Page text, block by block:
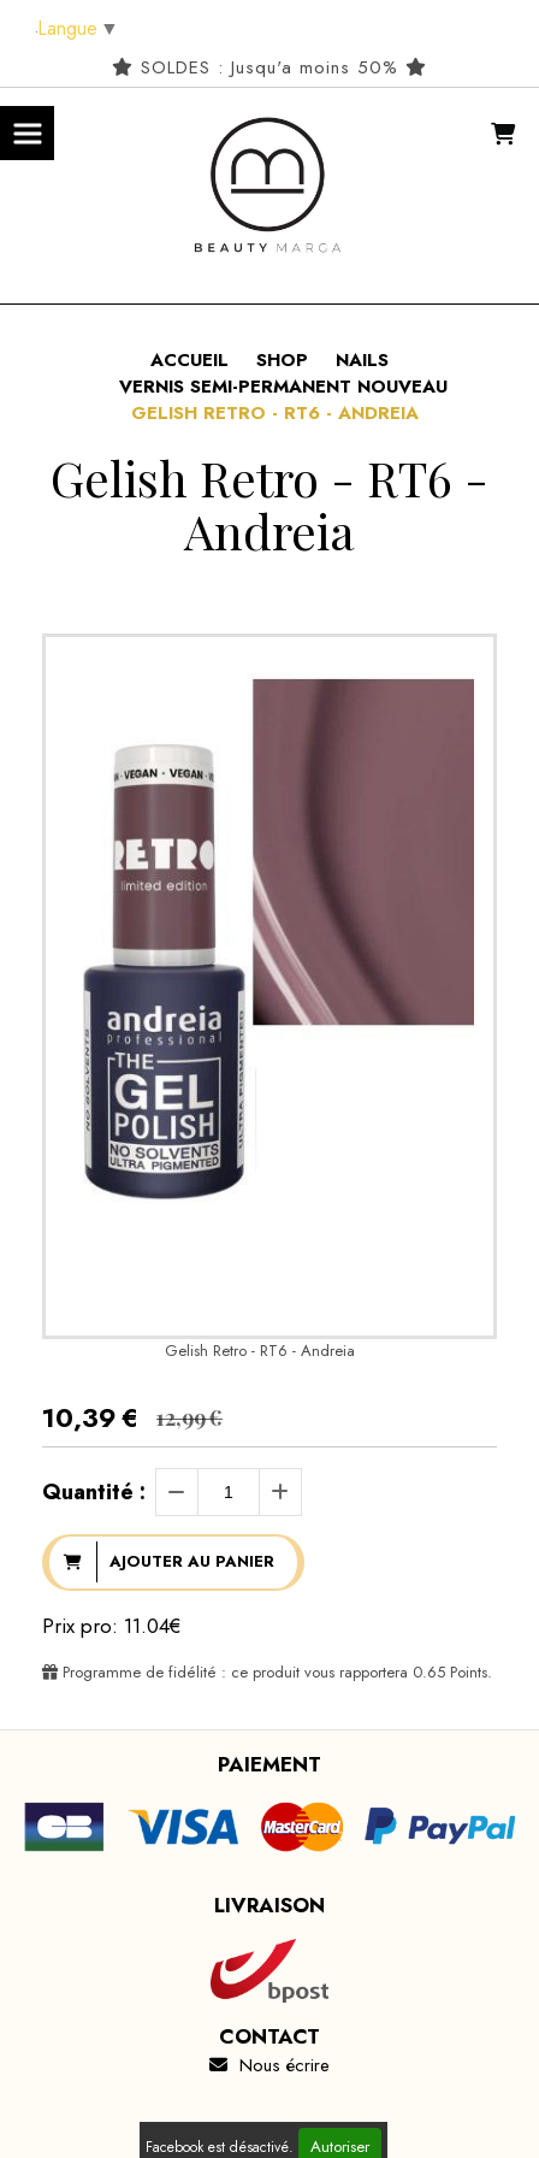
SOLDES : Jusqu'a moins 50%
ACCUEIL SHOP
NAILS
VERNIS SEMI-PERMANENT NOUVEAU
GELISH RETRO - RT6 - ANDREIA
Gelish Retro - RT6 -
Andreia
Gelish Retro - RT6 - Andreia
10,39€ 12,99€
Quantité :
AJOUTER AU PANIER
Prix pro: 11.04€
Programme de fidélité : ce produit vous rapportera 0.65 Points.
PAIEMENT
LIVRAISON
CONTACT
 Nous écrire
Facebook est désactivé. Autoriser
Langue ▼